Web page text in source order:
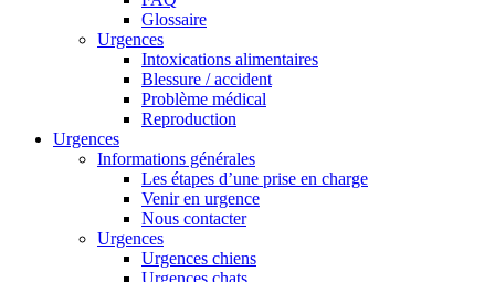
Glossaire
Urgences
Intoxications alimentaires
Blessure / accident
Problème médical
Reproduction
Urgences
Informations générales
Les étapes d’une prise en charge
Venir en urgence
Nous contacter
Urgences
Urgences chiens
Urgences chats